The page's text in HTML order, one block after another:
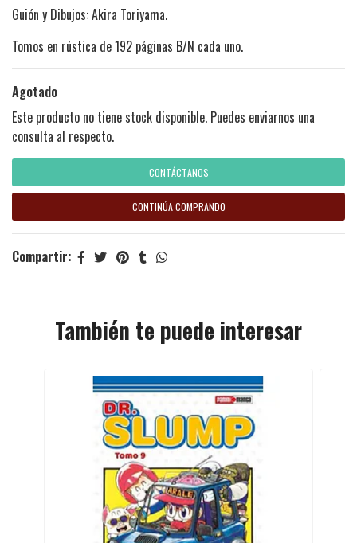
Guión y Dibujos: Akira Toriyama.
Tomos en rústica de 192 páginas B/N cada uno.
Agotado
Este producto no tiene stock disponible. Puedes enviarnos una
consulta al respecto.
CONTÁCTANOS
CONTINÚA COMPRANDO
Compartir:
También te puede interesar